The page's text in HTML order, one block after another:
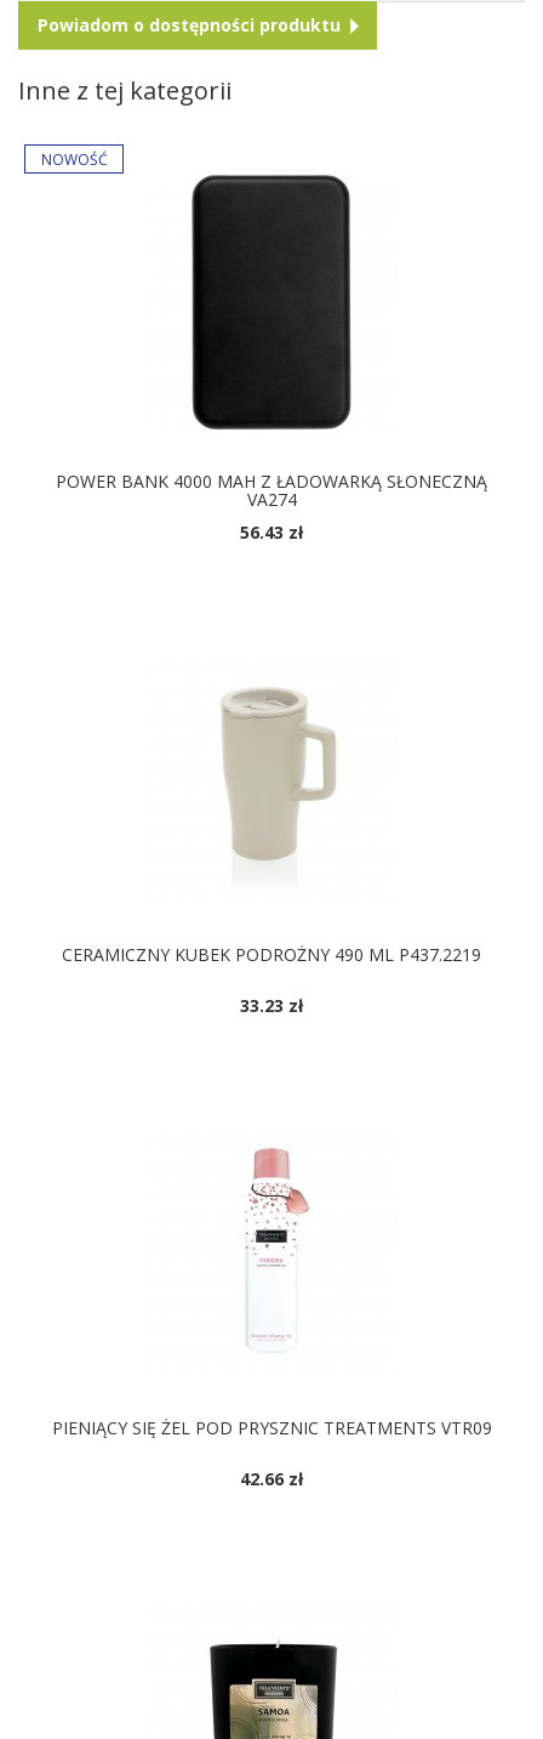
Powiadom o dostępności produktu
Inne z tej kategorii
POWER BANK 4000 MAH Z ŁADOWARKĄ SŁONECZNĄ
VA274
56.43 zł
CERAMICZNY KUBEK PODROŻNY 490 ML P437.2219
33.23 zł
PIENIĄCY SIĘ ŻEL POD PRYSZNIC TREATMENTS VTR09
42.66 zł